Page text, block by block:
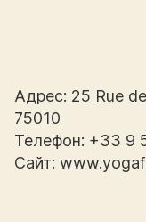
Адрес: 25 Rue
75010
Телефон: +33 9
Сайт: